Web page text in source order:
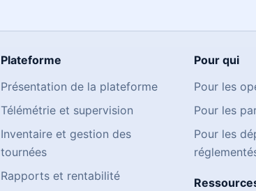
Plateforme
Présentation de la plateforme
Télémétrie et supervision
Inventaire et gestion des
tournées
Rapports et rentabilité
Pour qui
Pour les
Pour les
Pour les